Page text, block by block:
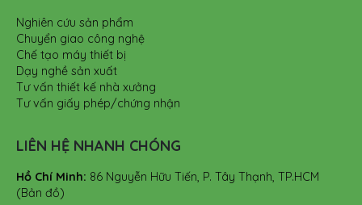
Nghiên cứu sản phẩm
Chuyển giao công nghệ
Chế tạo máy thiết bị
Dạy nghề sản xuất
Tư vấn thiết kế nhà xưởng
Tư vấn giấy phép/chứng nhận
LIÊN HỆ NHANH CHÓNG
Hồ Chí Minh: 86 Nguyễn Hữu Tiến, P. Tây Thạnh, TP.HCM
(Bản đồ)